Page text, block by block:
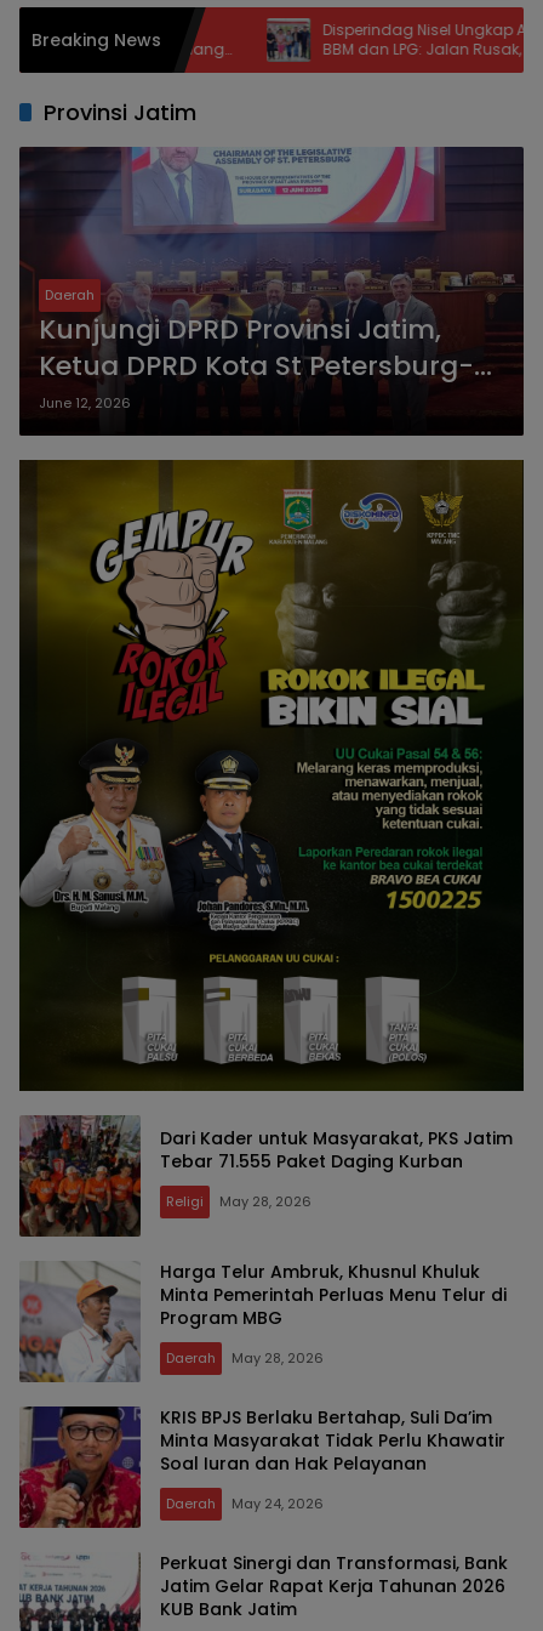
Breaking News
Cup
Malang
dan Dongkrak
Disperindag Nisel Ungkap Akar Antrean
BBM dan LPG: Jalan Rusak, Muatan
Berkurang, Jaringan Terganggu
Provinsi Jatim
Daerah
Kunjungi DPRD Provinsi Jatim,
Ketua DPRD Kota St Petersburg-
Rusia Tawarkan Kerjasama
Bilateral
June 12, 2026
Dari Kader untuk Masyarakat, PKS Jatim
Tebar 71.555 Paket Daging Kurban
Religi May 28, 2026
Harga Telur Ambruk, Khusnul Khuluk
Minta Pemerintah Perluas Menu Telur di
Program MBG
Daerah May 28, 2026
KRIS BPJS Berlaku Bertahap, Suli Da’im
Minta Masyarakat Tidak Perlu Khawatir
Soal Iuran dan Hak Pelayanan
Daerah May 24, 2026
Perkuat Sinergi dan Transformasi, Bank
Jatim Gelar Rapat Kerja Tahunan 2026
KUB Bank Jatim